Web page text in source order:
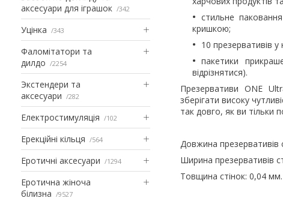
аксесуари для іграшок
342
Уцінка 343
Фаломітатори та
дилдо
2254
Экстендери та
аксесуари
282
Електростимуляція 102
Ерекційні кільця 564
Еротичні аксесуари 1294
Еротична жіноча
білизна
9527
стильне
кришкою;
10 презервативів у
пакетики
відрізнятися).
Презервативи ONE
зберігати високу
так довго, як ви тільки
Довжина презервативів
Ширина презервативів
Товщина стінок: 0,04 мм.